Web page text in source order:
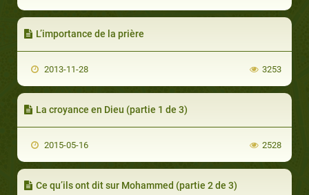
L’importance de la prière
2013-11-28 3253
La croyance en Dieu (partie 1 de 3)
2015-05-16 2528
Ce qu’ils ont dit sur Mohammed (partie 2 de 3)